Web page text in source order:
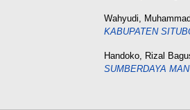
Wahyudi,
KABUPATEN
Handoko, Rizal
SUMBERDAYA